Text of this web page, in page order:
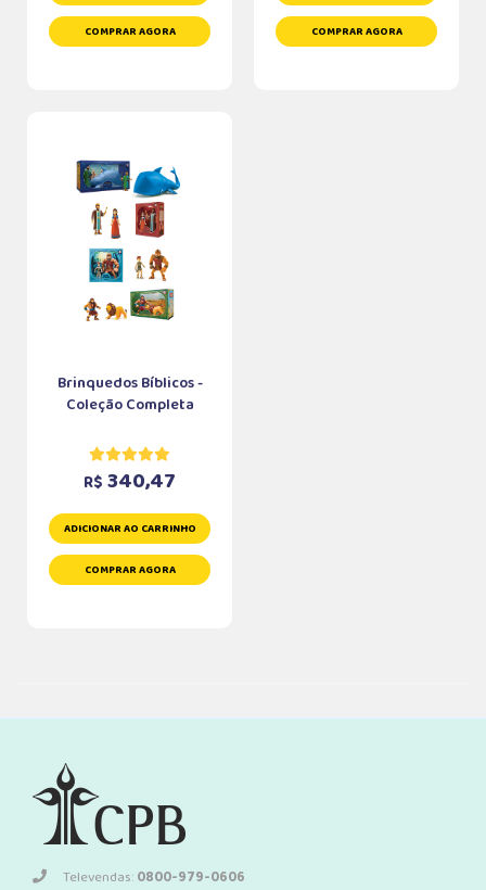
COMPRAR AGORA COMPRAR AGORA
Brinquedos Bíblicos -
Coleção Completa
R$ 340,47
ADICIONAR AO CARRINHO
COMPRAR AGORA
Televendas:0800-979-0606